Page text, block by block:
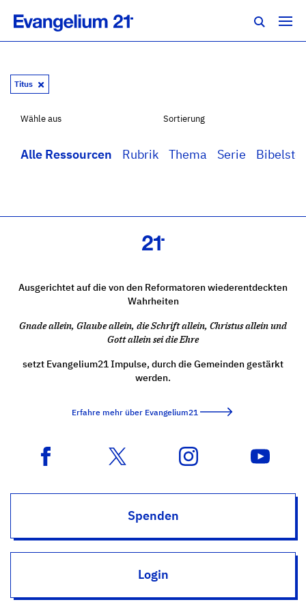
Titus
Wähle aus
Alle Ressourcen Rubrik Thema Serie
Sortierung
Ausgerichtet auf die von den Reformatoren wiederentdeckten
Wahrheiten
Gnade allein, Glaube allein, die Schrift allein, Christus allein und
Gott allein sei die Ehre
setzt Evangelium21 Impulse, durch die Gemeinden gestärkt
werden.
Erfahre mehr über Evangelium21
Spenden
Login